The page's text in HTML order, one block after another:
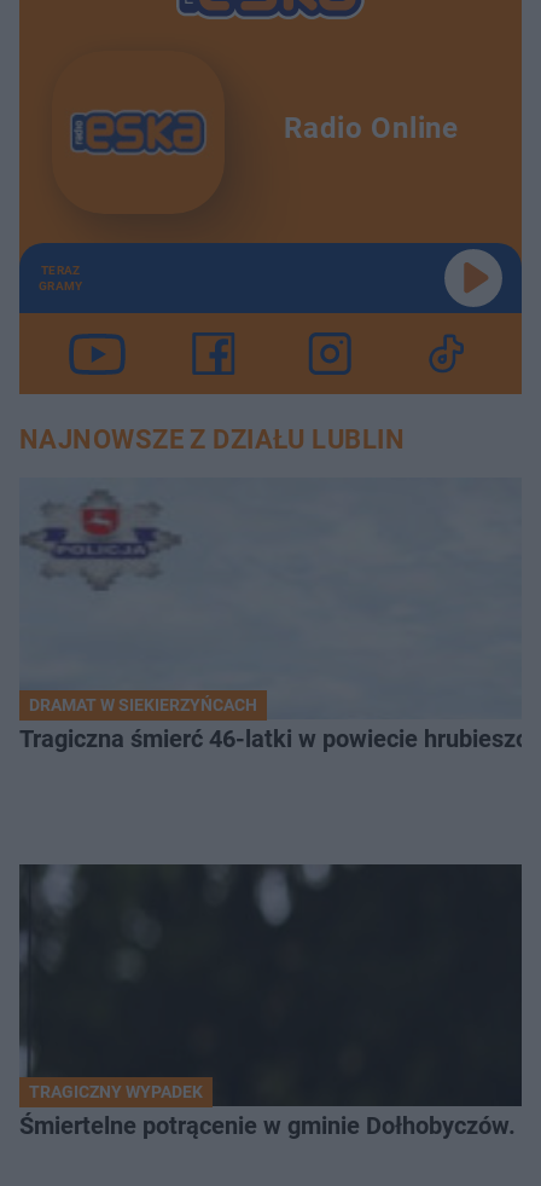
Radio Online
TERAZ
GRAMY
NAJNOWSZE Z DZIAŁU LUBLIN
DRAMAT W SIEKIERZYŃCACH
Tragiczna śmierć 46-latki w powiecie
TRAGICZNY WYPADEK
Śmiertelne potrącenie w gminie Dołhobyczów.